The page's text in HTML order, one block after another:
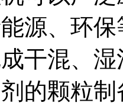
源、环
干混、
的颗粒